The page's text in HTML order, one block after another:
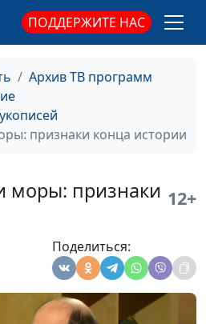
ПОДДЕРЖИТЕ НАС
Архив ТВ программ
признаки конца истории
моры: признаки 12+
Поделиться:
священнослужитель,
филолог, литературовед,
священнослужитель,
историк, богослов
священнослужитель,
Олег Габрусевич,
священнослужитель,
Александр Богданенков,
священнослужитель,
филолог, литературовед,
Олег Габрусевич,
#130